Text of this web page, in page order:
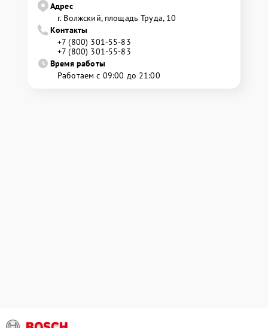
Адрес
г. Волжский, площадь Труда, 10
Контакты
+7 (800) 301-55-83
+7 (800) 301-55-83
Время работы
Работаем с 09:00 до 21:00